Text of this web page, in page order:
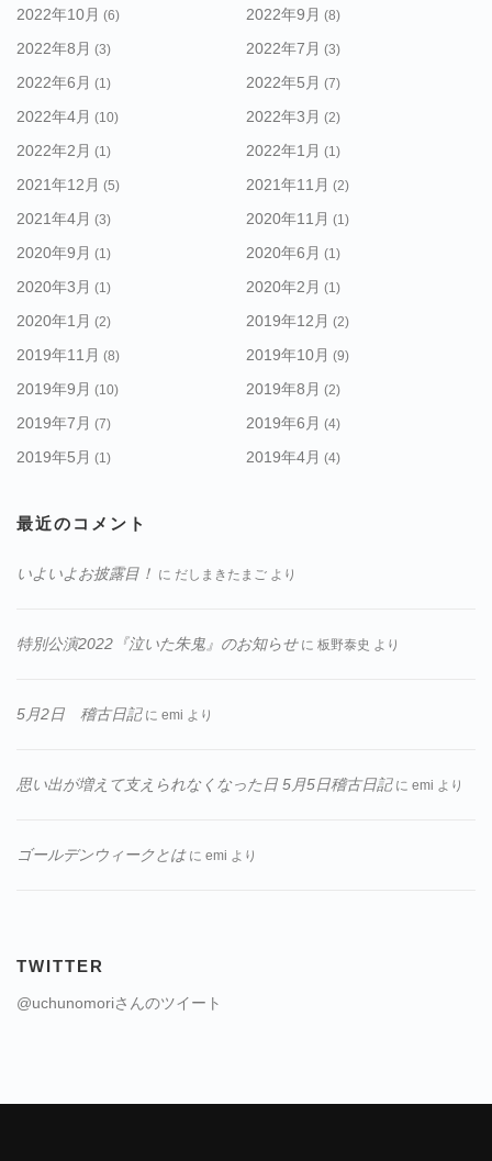
2022年10月 (6) 2022年9月 (8)
2022年8月 (3) 2022年7月 (3)
2022年6月 (1) 2022年5月 (7)
2022年4月 (10) 2022年3月 (2)
2022年2月 (1) 2022年1月 (1)
2021年12月 (5) 2021年11月 (2)
2021年4月 (3) 2020年11月 (1)
2020年9月 (1) 2020年6月 (1)
2020年3月 (1) 2020年2月 (1)
2020年1月 (2) 2019年12月 (2)
2019年11月 (8) 2019年10月 (9)
2019年9月 (10) 2019年8月 (2)
2019年7月 (7) 2019年6月 (4)
2019年5月 (1) 2019年4月 (4)
最近のコメント
いよいよお披露目！ に だしまきたまご より
特別公演2022『泣いた朱鬼』のお知らせに 板野泰史 より
5月2日 稽古日記に emi より
思い出が増えて支えられなくなった日 5月5日稽古日記に emi より
ゴールデンウィークとはに emi より
TWITTER
@uchunomoriさんのツイート